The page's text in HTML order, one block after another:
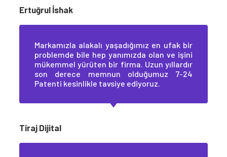
Ertuğrul İshak
Markamızla alakalı yaşadığımız en ufak bir
problemde bile hep yanımızda olan ve işini
mükemmel yürüten bir firma. Uzun yıllardır
son derece memnun olduğumuz 7-24
Patenti kesinlikle tavsiye ediyoruz.
Tiraj Dijital